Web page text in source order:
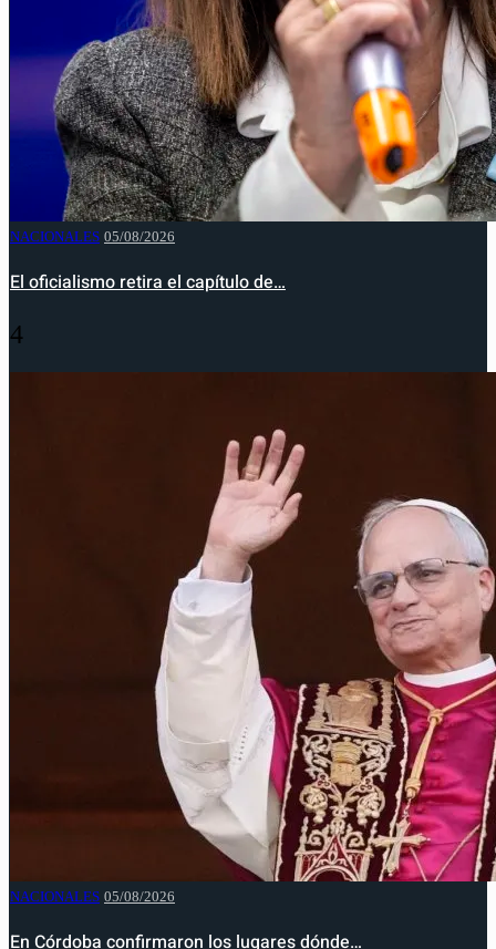
NACIONALES 05/08/2026
El oficialismo retira el capítulo de…
4
NACIONALES 05/08/2026
En Córdoba confirmaron los lugares dónde…